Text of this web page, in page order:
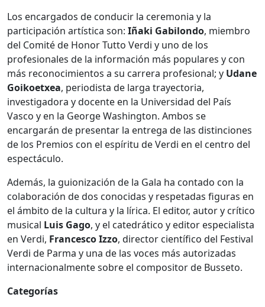
Los encargados de conducir la ceremonia y la
participación artística son: Iñaki Gabilondo, miembro
del Comité de Honor Tutto Verdi y uno de los
profesionales de la información más populares y con
más reconocimientos a su carrera profesional; y Udane
Goikoetxea, periodista de larga trayectoria,
investigadora y docente en la Universidad del País
Vasco y en la George Washington. Ambos se
encargarán de presentar la entrega de las distinciones
de los Premios con el espíritu de Verdi en el centro del
espectáculo.
Además, la guionización de la Gala ha contado con la
colaboración de dos conocidas y respetadas figuras en
el ámbito de la cultura y la lírica. El editor, autor y crítico
musical Luis Gago, y el catedrático y editor especialista
en Verdi, Francesco Izzo, director científico del Festival
Verdi de Parma y una de las voces más autorizadas
internacionalmente sobre el compositor de Busseto.
Categorías